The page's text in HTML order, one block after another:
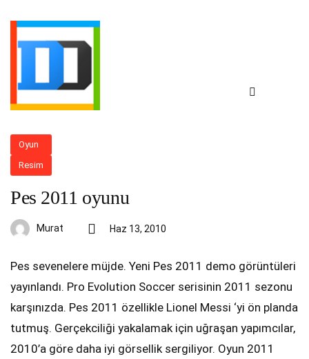
Oyun
Resim
Pes 2011 oyunu
Murat Haz 13, 2010
Pes sevenelere müjde. Yeni Pes 2011 demo görüntüleri
yayınlandı. Pro Evolution Soccer serisinin 2011 sezonu
karşınızda. Pes 2011 özellikle Lionel Messi ‘yi ön planda
tutmuş. Gerçekciliği yakalamak için uğraşan yapımcılar,
2010’a göre daha iyi görsellik sergiliyor. Oyun 2011